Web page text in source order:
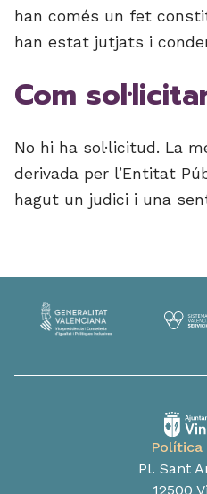
han comés un fet
han estat jutjats i
Com
No hi ha sol·licitud. La
derivada per l’Entitat
hagut un judici i una
Política
Pl. Sant
12500